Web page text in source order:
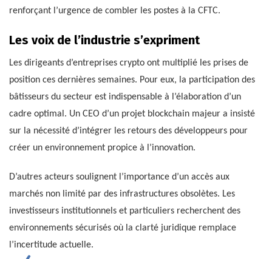
renforçant l’urgence de combler les postes à la CFTC.
Les voix de l’industrie s’expriment
Les dirigeants d’entreprises crypto ont multiplié les prises de
position ces dernières semaines. Pour eux, la participation des
bâtisseurs du secteur est indispensable à l’élaboration d’un
cadre optimal. Un CEO d’un projet blockchain majeur a insisté
sur la nécessité d’intégrer les retours des développeurs pour
créer un environnement propice à l’innovation.
D’autres acteurs soulignent l’importance d’un accès aux
marchés non limité par des infrastructures obsolètes. Les
investisseurs institutionnels et particuliers recherchent des
environnements sécurisés où la clarté juridique remplace
l’incertitude actuelle.